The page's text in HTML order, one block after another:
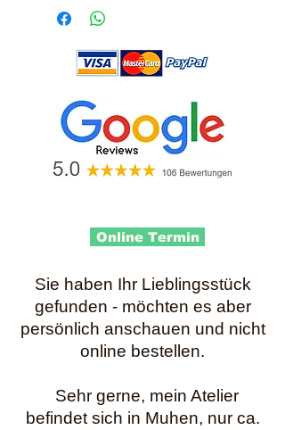
Online Termin
Sie haben Ihr Lieblingsstück
gefunden - möchten es aber
persönlich anschauen und nicht
online bestellen.
Sehr gerne, mein Atelier
befindet sich in Muhen, nur ca.